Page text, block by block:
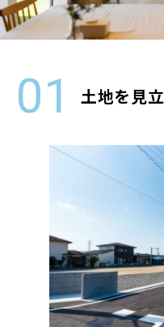
土地を見